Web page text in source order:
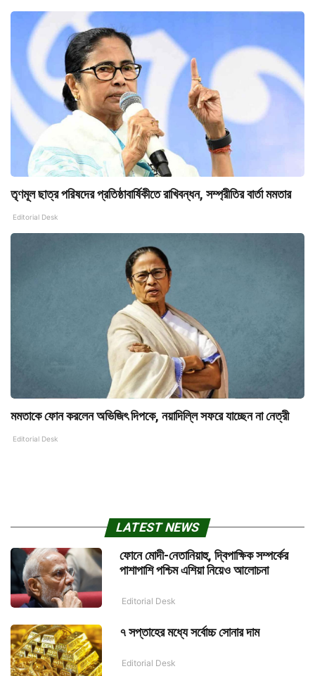
তৃণমূল ছাত্র পরিষদের প্রতিষ্ঠাবার্ষিকীতে রাখিবন্ধন, সম্প্রীতির বার্তা মমতার
Editorial Desk
মমতাকে ফোন করলেন অভিজিৎ দিপকে, নয়াদিল্লি সফরে যাচ্ছেন না নেত্রী
Editorial Desk
LATEST NEWS
ফোনে মোদী-নেতানিয়াহু, দ্বিপাক্ষিক সম্পর্কের
পাশাপাশি পশ্চিম এশিয়া নিয়েও আলোচনা
Editorial Desk
৭ সপ্তাহের মধ্যে সর্বোচ্চ সোনার দাম
Editorial Desk